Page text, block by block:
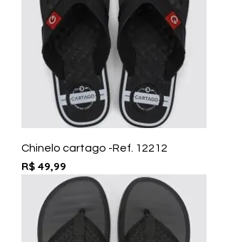
Chinelo cartago -Ref. 12212
Preço
R$ 49,99